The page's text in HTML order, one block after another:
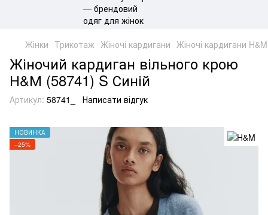
Жінки Трикотаж Жіночі кардигани Жіночі кардигани H&M
Жіночий кардиган вільного крою
Н&М (58741) S Синій
Артикул: 58741_ Написати відгук
НОВИНКА
−25%